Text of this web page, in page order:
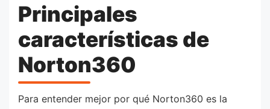
Principales
características de
Norton360
Para entender mejor por qué Norton360 es la